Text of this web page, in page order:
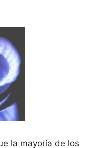
la mayoría de los